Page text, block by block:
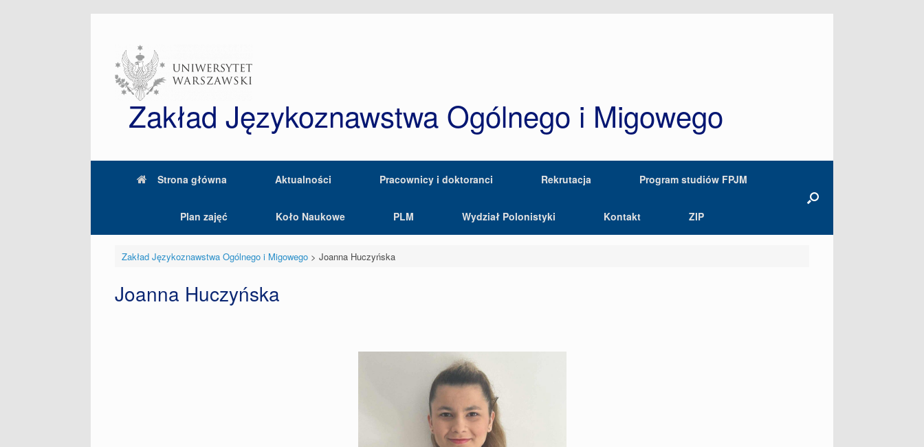
Zakład Językoznawstwa Ogólnego i Migowego
Strona główna Aktualności Pracownicy i doktoranci Rekrutacja Program studiów FPJM
Plan zajęć Koło Naukowe PLM Wydział Polonistyki Kontakt ZIP
Zakład Językoznawstwa Ogólnego i Migowego > Joanna Huczyńska
Joanna Huczyńska